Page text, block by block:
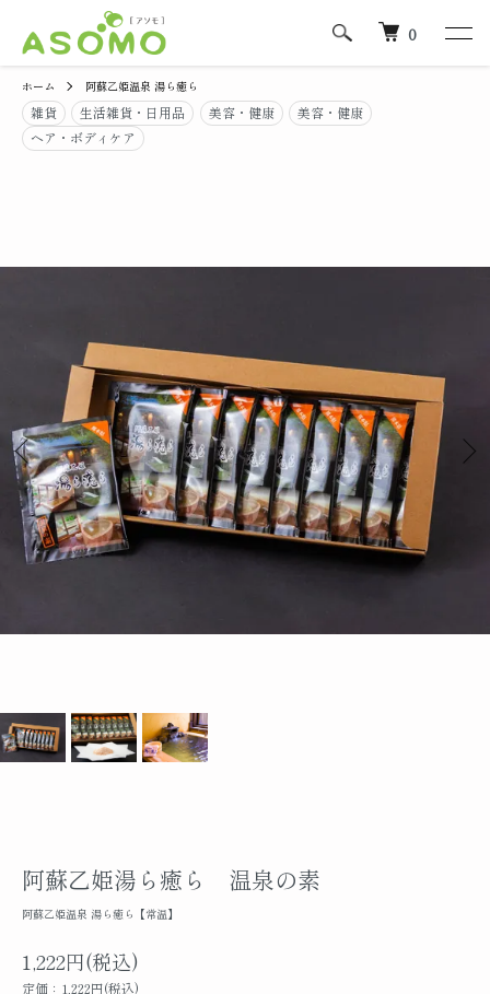
0
ホーム 阿蘇乙姫温泉 湯ら癒ら
雑貨 生活雑貨・日用品 美容・健康
美容・健康
ヘア・ボディケア
阿蘇乙姫湯ら癒ら 温泉の素
阿蘇乙姫温泉 湯ら癒ら【常温】
1,222円(税込)
定価：1,222円(税込)